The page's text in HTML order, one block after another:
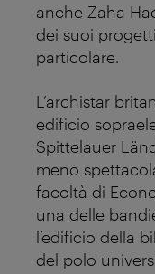
anche Zaha
dei suoi
particolare.
L’archistar
edificio
Spittelauer
meno
facoltà di
una delle
l’edificio della
del polo